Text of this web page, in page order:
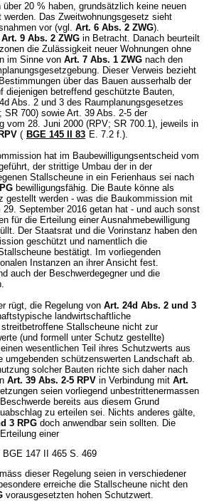
20 % haben, grundsätzlich keine neuen
werden. Das Zweitwohnungsgesetz sieht
vor (vgl. Art. 6 Abs. 2 ZWG).
Art. 9 Abs. 2 ZWG in Betracht. Danach beurteilt
die Zulässigkeit neuer Wohnungen ohne
im Sinne von Art. 7 Abs. 1 ZWG nach den
Dieser Verweis bezieht
über das Bauen ausserhalb der
diejenigen betreffend geschützte Bauten,
Abs. 2 und 3 des Raumplanungsgesetzes
SR 700) sowie Art. 39 Abs. 2-5 der
vom 28. Juni 2000 (RPV; SR 700.1), jeweils in
( BGE 145 II 83 E. 7.2 f.).
hat im Baubewilligungsentscheid vom
der strittige Umbau der in der
Stallscheune in ein Ferienhaus sei nach
bewilligungsfähig. Die Baute könne als
gestellt werden - was die Baukommission mit
29. September 2016 getan hat - und auch sonst
für die Erteilung einer Ausnahmebewilligung
Der Staatsrat und die Vorinstanz haben den
geschützt und namentlich die
bestätigt. Im vorliegenden
Instanzen an ihrer Ansicht fest.
auch der Beschwerdegegner und die
rügt, die Regelung von Art. 24d Abs. 2 und 3
landwirtschaftliche
Stallscheune nicht zur
(und formell unter Schutz gestellte)
wesentlichen Teil ihres Schutzwerts aus
umgebenden schützenswerten Landschaft ab.
solcher Bauten richte sich daher nach
Art. 39 Abs. 2-5 RPV in Verbindung mit Art.
seien vorliegend unbestrittenermassen
bereits aus diesem Grund
zu erteilen sei. Nichts anderes gälte,
3 RPG doch anwendbar sein sollten. Die
einer
BGE 147 II 465 S. 469
dieser Regelung seien in verschiedener
erreiche die Stallscheune nicht den
vorausgesetzten hohen Schutzwert.